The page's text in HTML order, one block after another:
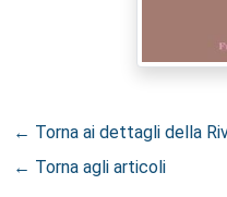
← Torna ai dettagli della
← Torna agli articoli